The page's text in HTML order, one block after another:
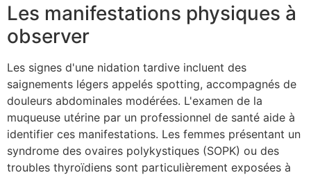
Les manifestations physiques à
observer
Les signes d'une nidation tardive incluent des
saignements légers appelés spotting, accompagnés de
douleurs abdominales modérées. L'examen de la
muqueuse utérine par un professionnel de santé aide à
identifier ces manifestations. Les femmes présentant un
syndrome des ovaires polykystiques (SOPK) ou des
troubles thyroïdiens sont particulièrement exposées à